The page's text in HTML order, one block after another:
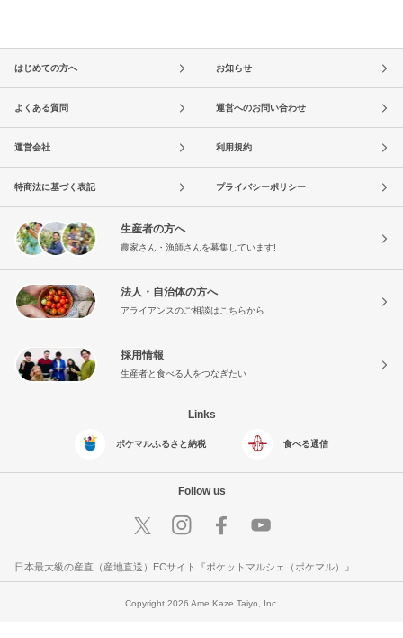
はじめての方へ お知らせ
よくある質問 運営へのお問い合わせ
運営会社 利用規約
特商法に基づく表記 プライバシーポリシー
生産者の方へ
農家さん・漁師さんを募集しています!
法人・自治体の方へ
アライアンスのご相談はこちらから
採用情報
生産者と食べる人をつなぎたい
Links
ポケマルふるさと納税 食べる通信
Follow us
日本最大級の産直（産地直送）ECサイト『ポケットマルシェ（ポケマル）』
Copyright 2026 Ame Kaze Taiyo, Inc.